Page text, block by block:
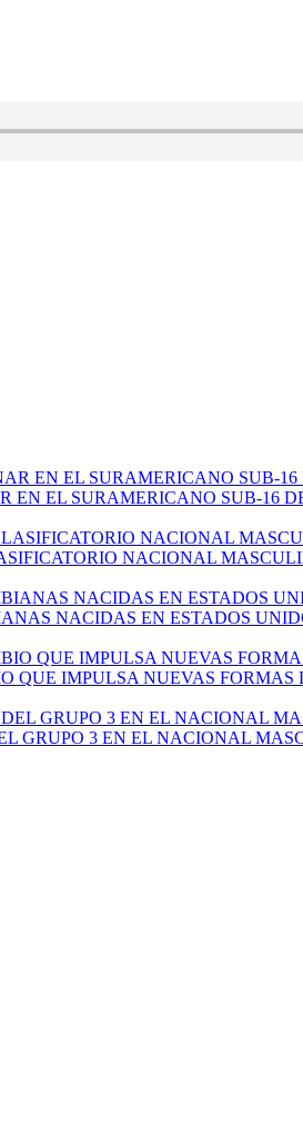
EN EL SURAMERICANO SUB-16
NACIONAL
NACIDAS EN ESTADOS
QUE IMPULSA NUEVAS
GRUPO 3 EN EL NACIONAL